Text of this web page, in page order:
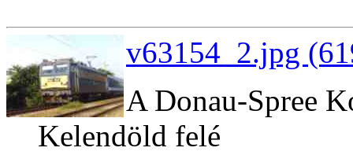
v63154_2.jpg
A Donau-Spree
Kelendöld felé